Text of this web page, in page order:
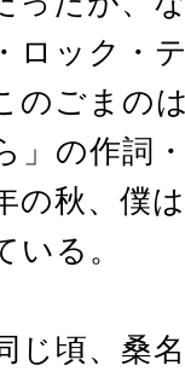
ロック・
のごまの
」の作詞
の秋、僕
いる。
じ頃、桑